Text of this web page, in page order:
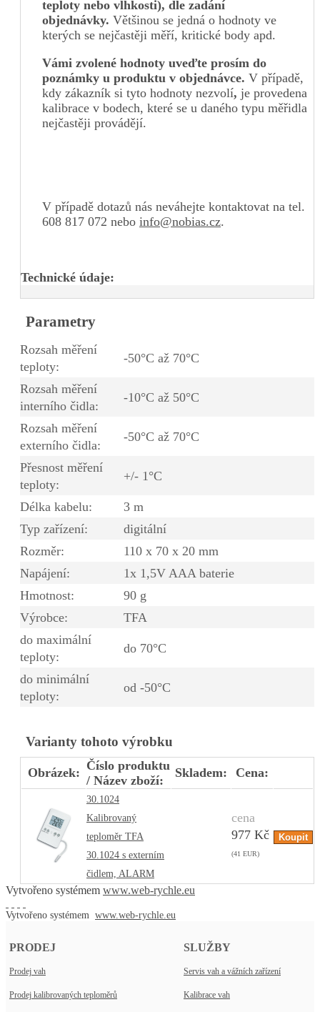
teploty nebo vlhkosti), dle zadání
objednávky. Většinou se jedná o hodnoty ve
kterých se nejčastěji měří, kritické body apd.
Vámi zvolené hodnoty uveďte prosím do
poznámky u produktu v objednávce. V případě,
kdy zákazník si tyto hodnoty nezvolí, je provedena
kalibrace v bodech, které se u daného typu měřidla
nejčastěji provádějí.
V případě dotazů nás neváhejte kontaktovat na tel.
608 817 072 nebo info@nobias.cz.
Technické údaje:
Parametry
Rozsah měření
teploty:
-50°C až 70°C
Rozsah měření
interního čidla:
-10°C až 50°C
Rozsah měření
externího čidla:
-50°C až 70°C
Přesnost měření
teploty:
+/- 1°C
Délka kabelu:
3 m
Typ zařízení:
digitální
Rozměr:
110 x 70 x 20 mm
Napájení:
1x 1,5V AAA baterie
Hmotnost:
90 g
Výrobce:
TFA
do maximální
teploty:
do 70°C
do minimální
teploty:
od -50°C
Varianty tohoto výrobku
Obrázek: Číslo produktu
/ Název zboží:
Skladem: Cena:
30.1024
Kalibrovaný
teploměr TFA
30.1024 s externím
čidlem, ALARM
cena
977 Kč
(41 EUR)
Vytvořeno systémem www.web-rychle.eu
Vytvořeno systémem www.web-rychle.eu
PRODEJ SLUŽBY
Prodej vah Servis vah a vážních zařízení
Prodej kalibrovaných teploměrů Kalibrace vah